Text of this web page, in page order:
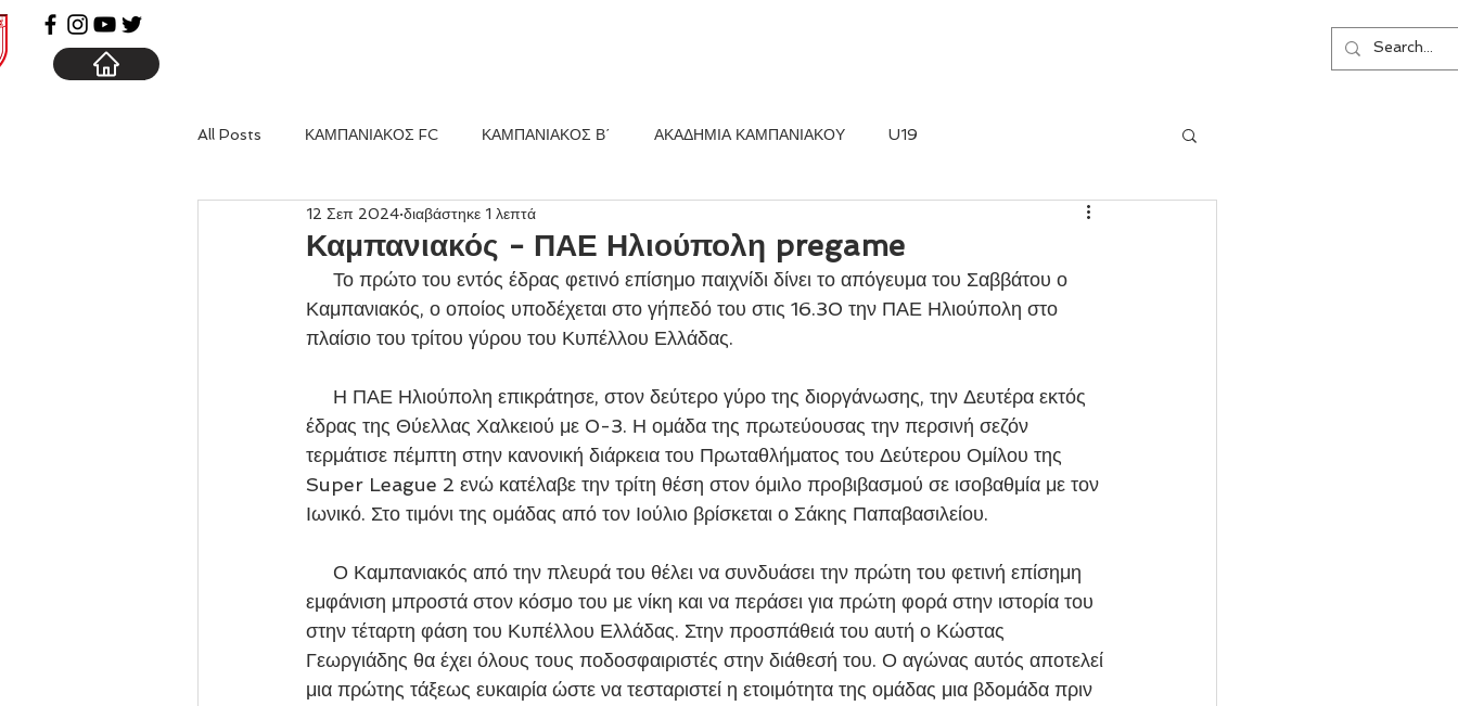
All Posts ΚΑΜΠΑΝΙΑΚΟΣ FC ΚΑΜΠΑΝΙΑΚΟΣ Β΄ ΑΚΑΔΗΜΙΑ ΚΑΜΠΑΝΙΑΚΟΥ U19
Καμπανιακός - ΠΑΕ Ηλιούπολη pregame
12 Σεπ 2024 διαβάστηκε 1 λεπτά
Καμπανιακός, ο οποίος υποδέχεται στο γήπεδό του στις 16.30 την ΠΑΕ Ηλιούπολη στο
πλαίσιο του τρίτου γύρου του Κυπέλλου Ελλάδας.
έδρας της Θύελλας Χαλκειού με 0-3. Η ομάδα της πρωτεύουσας την περσινή σεζόν
τερμάτισε πέμπτη στην κανονική διάρκεια του Πρωταθλήματος του Δεύτερου Ομίλου της
Super League 2 ενώ κατέλαβε την τρίτη θέση στον όμιλο προβιβασμού σε ισοβαθμία με τον
Ιωνικό. Στο τιμόνι της ομάδας από τον Ιούλιο βρίσκεται ο Σάκης Παπαβασιλείου.
εμφάνιση μπροστά στον κόσμο του με νίκη και να περάσει για πρώτη φορά στην ιστορία του
στην τέταρτη φάση του Κυπέλλου Ελλάδας. Στην προσπάθειά του αυτή ο Κώστας
Γεωργιάδης θα έχει όλους τους ποδοσφαιριστές στην διάθεσή του. Ο αγώνας αυτός αποτελεί
μια πρώτης τάξεως ευκαιρία ώστε να τεσταριστεί η ετοιμότητα της ομάδας μια βδομάδα πριν